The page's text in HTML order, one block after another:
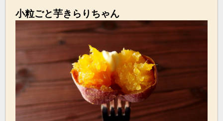
小粒ごと芋きらりちゃん